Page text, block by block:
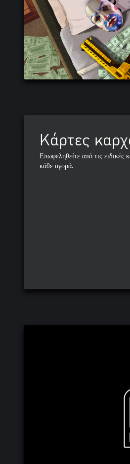
Κάρτες
Επωφεληθείτε από τις
κάθε αγορά.